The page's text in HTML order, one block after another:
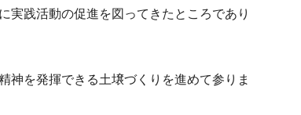
実践活動の促進を図ってきたところであり
神を発揮できる土壌づくりを進めて参りま